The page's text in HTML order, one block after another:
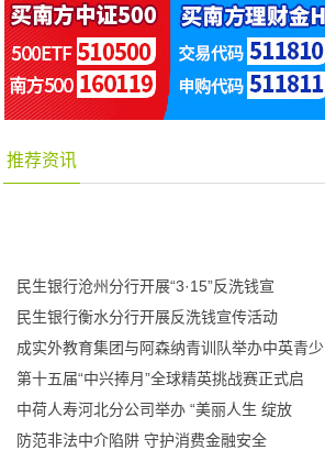
推荐资讯
民生银行沧州分行开展“3·15”反洗钱宣
民生银行衡水分行开展反洗钱宣传活动
成实外教育集团与阿森纳青训队举办中英青少
第十五届“中兴捧月”全球精英挑战赛正式启
中荷人寿河北分公司举办 “美丽人生 绽放
防范非法中介陷阱 守护消费金融安全